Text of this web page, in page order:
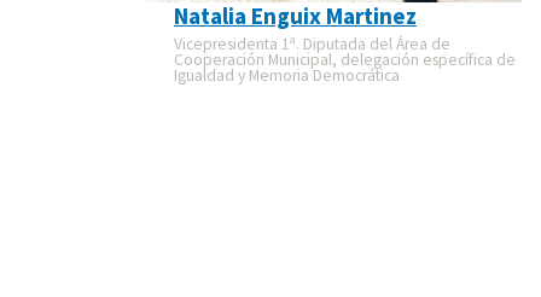
Natalia Enguix Martinez
Vicepresidenta 1ª. Diputada del Área de
Cooperación Municipal, delegación específica de
Igualdad y Memoria Democrática